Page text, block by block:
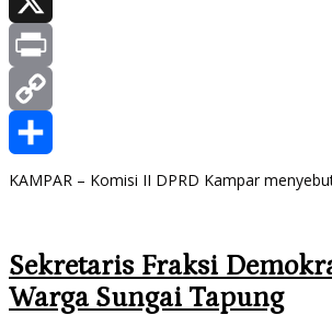
X
Print
Copy
Link
Share
KAMPAR – Komisi II DPRD Kampar
Sekretaris Fraksi
Warga Sungai Tapung